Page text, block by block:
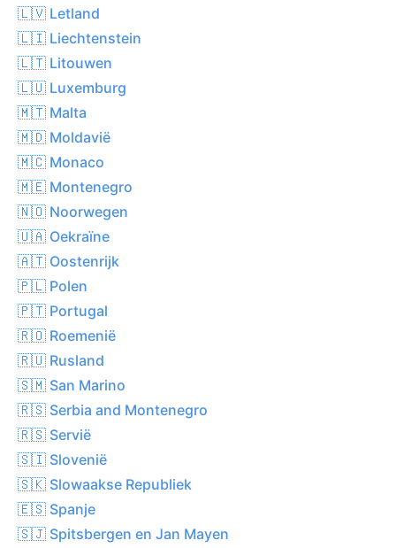
🇱🇻 Letland
🇱🇮 Liechtenstein
🇱🇹 Litouwen
🇱🇺 Luxemburg
🇲🇹 Malta
🇲🇩 Moldavië
🇲🇨 Monaco
🇲🇪 Montenegro
🇳🇴 Noorwegen
🇺🇦 Oekraïne
🇦🇹 Oostenrijk
🇵🇱 Polen
🇵🇹 Portugal
🇷🇴 Roemenië
🇷🇺 Rusland
🇸🇲 San Marino
🇷🇸 Serbia and Montenegro
🇷🇸 Servië
🇸🇮 Slovenië
🇸🇰 Slowaakse Republiek
🇪🇸 Spanje
🇸🇯 Spitsbergen en Jan Mayen